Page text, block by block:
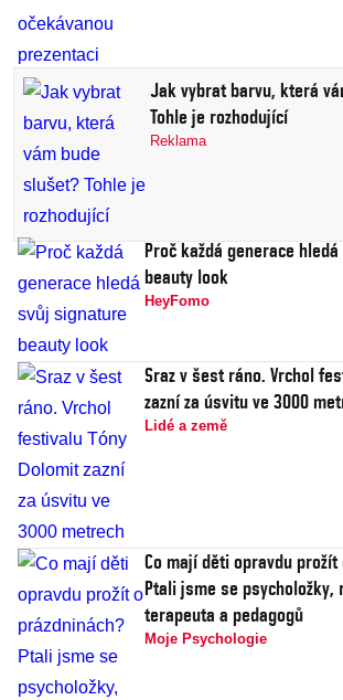
Jak vybrat barvu, která
Tohle je rozhodující
Reklama
Proč každá generace
beauty look
HeyFomo
Sraz v šest ráno. Vrchol
zazní za úsvitu ve 3000
Lidé a země
Co mají děti opravdu prožít
Ptali jsme se psycholožky,
terapeuta a pedagogů
Moje Psychologie